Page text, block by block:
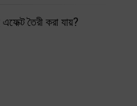
তৈরী করা যায়?